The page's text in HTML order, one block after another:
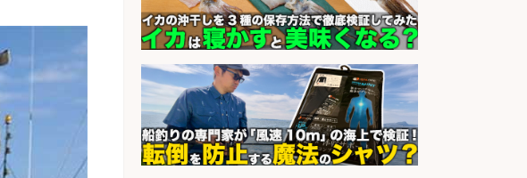
上げ、食とエンタメで地域を元気に!
店長候補募集
会社名
魚と肴 いとおかし 魚と肴 いとお
かし
sponsored by 求人ボックス
和食, 日本料理・懐石料理/店長・店